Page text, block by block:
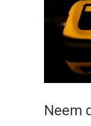
TAXI DELFT
CONTACT
Neem